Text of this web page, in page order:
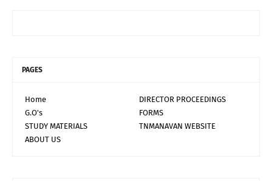
PAGES
Home
DIRECTOR PROCEEDINGS
G.O's
FORMS
STUDY MATERIALS
TNMANAVAN WEBSITE
ABOUT US